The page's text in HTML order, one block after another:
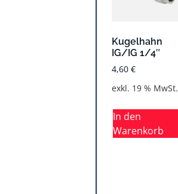
Kugelhahn
IG/IG 1/4″
4,60 €
exkl. 19 % MwSt.
In den
Warenkorb